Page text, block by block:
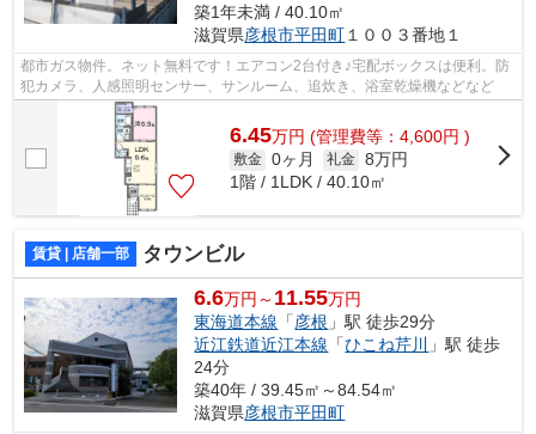
築1年未満 / 40.10㎡
滋賀県彦根市平田町 １００３番地１
都市ガス物件。ネット無料です！エアコン2台付き♪宅配ボックスは便利。防
犯カメラ、人感照明センサー、サンルーム、追炊き、浴室乾燥機などなど
6.45万円 (管理費等：4,600円 )
敷金 0ヶ月 礼金 8万円
1階 / 1LDK / 40.10㎡
賃貸 | 店舗一部 タウンビル
6.6万円～ 11.55万円
東海道本線 「彦根 」駅 徒歩29分
近江鉄道近江本線 「ひこね芹川
」駅 徒歩
24分
築40年 / 39.45㎡～84.54㎡
滋賀県彦根市平田町